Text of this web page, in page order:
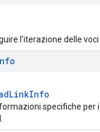
l'iterazione delle voci
specifiche per